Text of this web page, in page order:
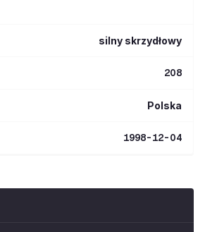
silny skrzydłowy
208
Polska
1998-12-04